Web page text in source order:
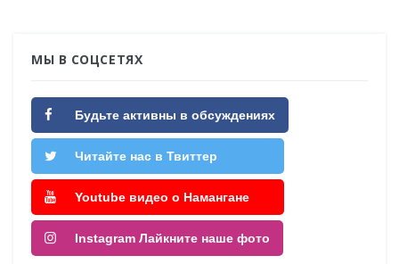
МЫ В СОЦСЕТЯХ
Будьте активны в обсуждениях
Читайте нас в Твиттер
Youtube видео о Намангане
Instagram Лайкните наше фото